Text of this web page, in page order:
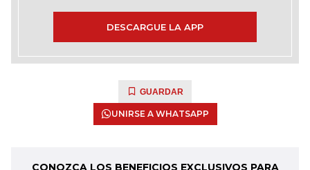
DESCARGUE LA APP
GUARDAR
UNIRSE A WHATSAPP
CONOZCA LOS BENEFICIOS EXCLUSIVOS PARA